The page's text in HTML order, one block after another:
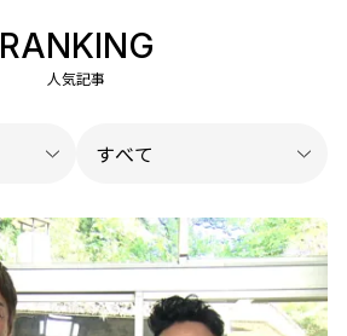
RANKING
人気記事